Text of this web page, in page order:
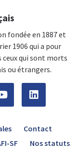
fondée en 1887 et
1906 qui a pour
qui sont morts
ou étrangers.
Contact
SF Nos statuts